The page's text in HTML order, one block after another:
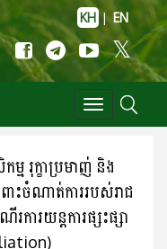
KH | EN
Toggle
navigation
ម្ម រុក្ខាប្រមាញ់ និង
ះចំណាត់ការរបស់រាជ
រការយន្តការផ្សះផ្សា